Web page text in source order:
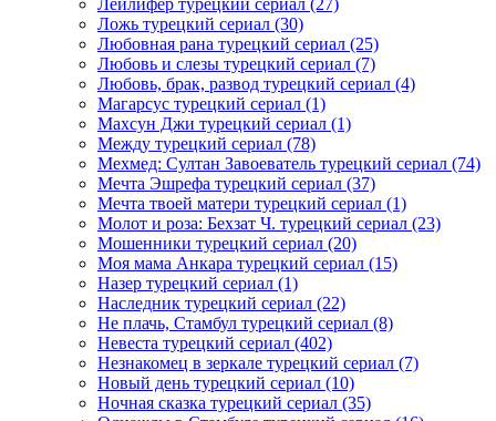
Лейлифер турецкий сериал (27)
Ложь турецкий сериал (30)
Любовная рана турецкий сериал (25)
Любовь и слезы турецкий сериал (7)
Любовь, брак, развод турецкий сериал (4)
Магарсус турецкий сериал (1)
Махсун Джи турецкий сериал (1)
Между турецкий сериал (78)
Мехмед: Султан Завоеватель турецкий сериал (74)
Мечта Эшрефа турецкий сериал (37)
Мечта твоей матери турецкий сериал (1)
Молот и роза: Бехзат Ч. турецкий сериал (23)
Мошенники турецкий сериал (20)
Моя мама Анкара турецкий сериал (15)
Назер турецкий сериал (1)
Наследник турецкий сериал (22)
Не плачь, Стамбул турецкий сериал (8)
Невеста турецкий сериал (402)
Незнакомец в зеркале турецкий сериал (7)
Новый день турецкий сериал (10)
Ночная сказка турецкий сериал (35)